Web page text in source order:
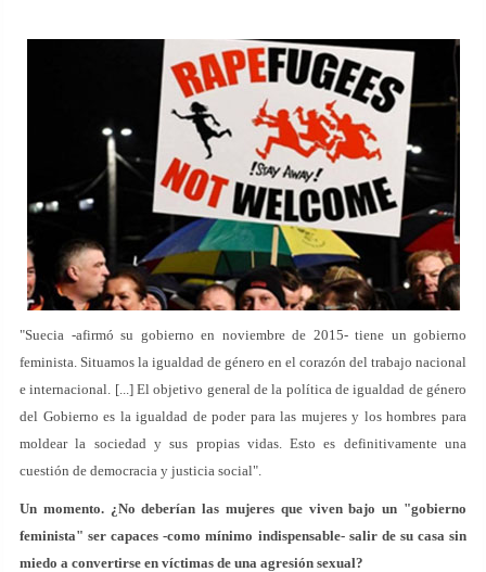
"Suecia -afirmó su gobierno en noviembre de 2015- tiene un gobierno
feminista. Situamos la igualdad de género en el corazón del trabajo nacional
e internacional. [...] El objetivo general de la política de igualdad de género
del Gobierno es la igualdad de poder para las mujeres y los hombres para
moldear la sociedad y sus propias vidas. Esto es definitivamente una
cuestión de democracia y justicia social".
Un momento. ¿No deberían las mujeres que viven bajo un "gobierno
feminista" ser capaces -como mínimo indispensable- salir de su casa sin
miedo a convertirse en víctimas de una agresión sexual?